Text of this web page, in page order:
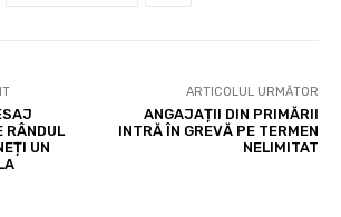
RÂNDUL
UN
ARTICOLUL URMĂTOR
ANGAJAȚII DIN PRIMĂRII
INTRĂ ÎN GREVĂ PE TERMEN
NELIMITAT